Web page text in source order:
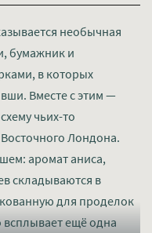
необычная
бумажник и
в которых
Вместе с этим —
чьих-то
Лондона.
аромат аниса,
складываются в
для проделок
ещё одна